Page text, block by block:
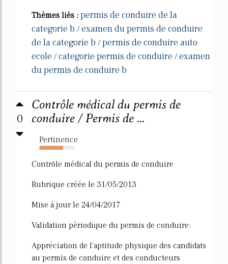
Thèmes liés : permis de conduire de la
categorie b /examen du permis de conduire
de la categorie b /permis de conduire auto
ecole /categorie permis de conduire /examen
du permis de conduire b
0
Contrôle médical du permis de
conduire / Permis de ...
Pertinence
67%
Contrôle médical du permis de conduire
Rubrique créée le 31/05/2013
Mise à jour le 24/04/2017
Validation périodique du permis de conduire:
Appréciation de l'aptitude physique des candidats
au permis de conduire et des conducteurs